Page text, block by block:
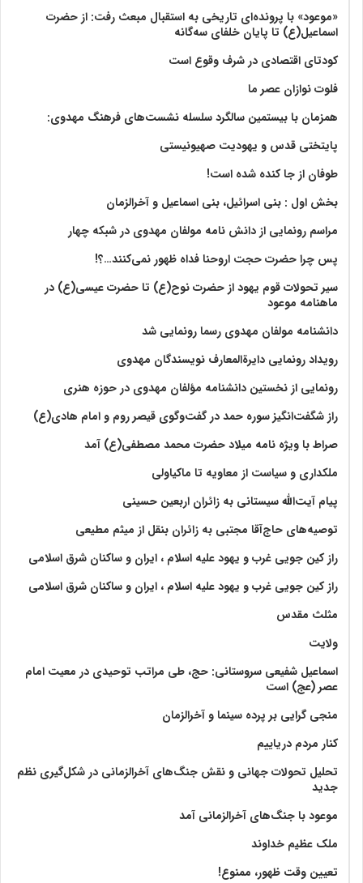
«موعود» با پرونده‌ای تاریخی به استقبال مبعث رفت: از حضرت
اسماعیل(ع) تا پایان خلفای سه‌گانه
کودتای اقتصادی در شرف وقوع است
فلوت نوازان عصر ما
همزمان با بیستمین سالگرد سلسله نشست‌های فرهنگ مهدوی:‌
پایتختی قدس و یهودیت صهیونیستی
طوفان از جا کنده شده است!
بخش اول : بنی اسرائیل، بنی اسماعیل و آخرالزمان
مراسم رونمایی از دانش نامه مولفان مهدوی در شبکه چهار
پس چرا حضرت حجت اروحنا فداه ظهور نمی‌کنند…؟!
سیر تحولات قوم یهود از حضرت نوح(ع) تا حضرت عیسی(ع) در
ماهنامه موعود
دانشنامه مولفان مهدوی رسما رونمایی شد
رویداد رونمایی دایرةالمعارف نویسندگان مهدوی
رونمایی از نخستین دانشنامه مؤلفان مهدوی در حوزه هنری
راز شگفت‌انگیز سوره حمد در گفت‌وگوی قیصر روم و امام هادی(ع)
صراط با ویژه نامه میلاد حضرت محمد مصطفی(ع) آمد
ملکداری و سیاست از معاویه تا ماکیاولی
پیام آیت‌الله سیستانی به زائران اربعین حسینی
توصیه‌های حاج‌آقا مجتبی به زائران بنقل از میثم مطیعی
راز کین جویی غرب و یهود علیه اسلام ، ایران و ساکنان شرق اسلامی
راز کین جویی غرب و یهود علیه اسلام ، ایران و ساکنان شرق اسلامی
مثلث مقدس
ولايت‏
اسماعیل شفیعی سروستانی: حج، طی مراتب توحیدی در معیت امام
عصر (عج) است
منجی گرایی بر پرده سینما و آخرالزمان
کنار مردم دریاییم
تحلیل تحولات جهانی و نقش جنگ‌های آخرالزمانی در شکل‌گیری نظم
جدید
موعود با جنگ‌های آخرالزمانی آمد
ملک عظیم خداوند
تعیین وقت ظهور، ممنوع!